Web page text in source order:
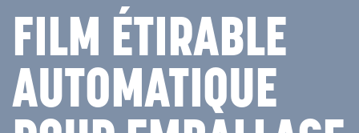
FILM ÉTIRABLE
AUTOMATIQUE